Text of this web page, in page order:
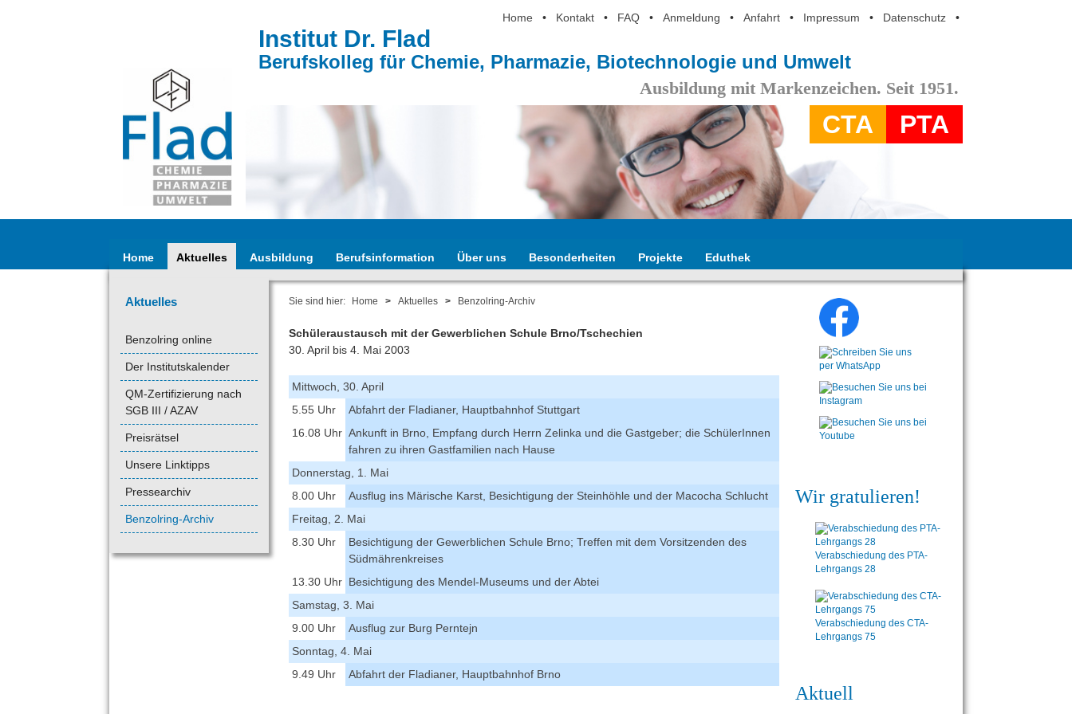
Home • Kontakt • FAQ • Anmeldung • Anfahrt • Impressum • Datenschutz •
Institut Dr. Flad
Berufskolleg für Chemie, Pharmazie, Biotechnologie und Umwelt
Ausbildung mit Markenzeichen. Seit 1951.
CTA PTA
Home Aktuelles Ausbildung Berufsinformation Über uns Besonderheiten Projekte Eduthek
Aktuelles
Benzolring online
Der Institutskalender
QM-Zertifizierung nach
SGB III / AZAV
Preisrätsel
Unsere Linktipps
Pressearchiv
Benzolring-Archiv
Sie sind hier: Home > Aktuelles > Benzolring-Archiv
Schüleraustausch mit der Gewerblichen Schule Brno/Tschechien
30. April bis 4. Mai 2003
Mittwoch, 30. April
5.55 Uhr
Abfahrt der Fladianer, Hauptbahnhof Stuttgart
16.08 Uhr Ankunft in Brno, Empfang durch Herrn Zelinka und die Gastgeber; die SchülerInnen
fahren zu ihren Gastfamilien nach Hause
Donnerstag, 1. Mai
8.00 Uhr
Ausflug ins Märische Karst, Besichtigung der Steinhöhle und der Macocha Schlucht
Freitag, 2. Mai
8.30 Uhr
Besichtigung der Gewerblichen Schule Brno; Treffen mit dem Vorsitzenden des
Südmährenkreises
13.30 Uhr Besichtigung des Mendel-Museums und der Abtei
Samstag, 3. Mai
9.00 Uhr
Ausflug zur Burg Perntejn
Sonntag, 4. Mai
9.49 Uhr
Abfahrt der Fladianer, Hauptbahnhof Brno
Wir gratulieren!
Verabschiedung des PTA-
Lehrgangs 28
Verabschiedung des CTA-
Lehrgangs 75
Aktuell